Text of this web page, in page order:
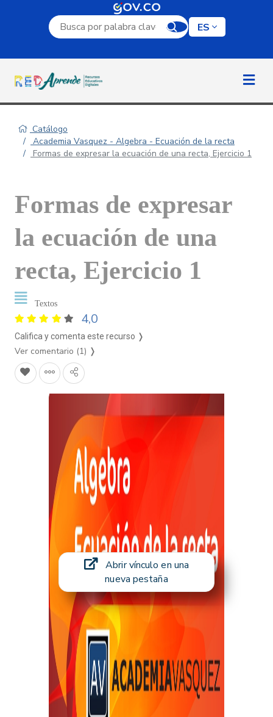
Campo de búsqueda por palabra clave
ES
Catálogo
Academia Vasquez - Algebra - Ecuación de la recta
Formas de expresar la ecuación de una recta, Ejercicio 1
Formas de expresar
la ecuación de una
recta, Ejercicio 1
Textos
4,0
Califica y comenta este recurso ❭
Ver comentario (1) ❭
Abrir vínculo en una
nueva pestaña